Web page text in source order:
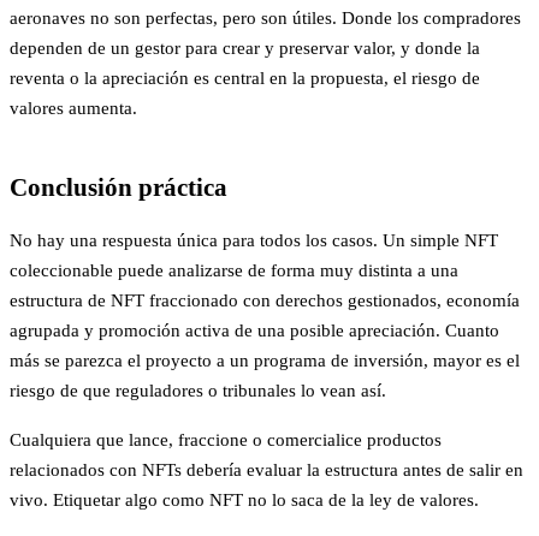
aeronaves no son perfectas, pero son útiles. Donde los compradores
dependen de un gestor para crear y preservar valor, y donde la
reventa o la apreciación es central en la propuesta, el riesgo de
valores aumenta.
Conclusión práctica
No hay una respuesta única para todos los casos. Un simple NFT
coleccionable puede analizarse de forma muy distinta a una
estructura de NFT fraccionado con derechos gestionados, economía
agrupada y promoción activa de una posible apreciación. Cuanto
más se parezca el proyecto a un programa de inversión, mayor es el
riesgo de que reguladores o tribunales lo vean así.
Cualquiera que lance, fraccione o comercialice productos
relacionados con NFTs debería evaluar la estructura antes de salir en
vivo. Etiquetar algo como NFT no lo saca de la ley de valores.